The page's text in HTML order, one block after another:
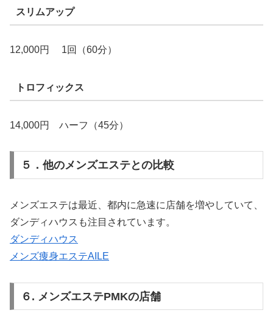
スリムアップ
12,000円 1回（60分）
トロフィックス
14,000円 ハーフ（45分）
５．他のメンズエステとの比較
メンズエステは最近、都内に急速に店舗を増やしていて、
ダンディハウスも注目されています。
ダンディハウス
メンズ痩身エステAILE
６. メンズエステPMKの店舗